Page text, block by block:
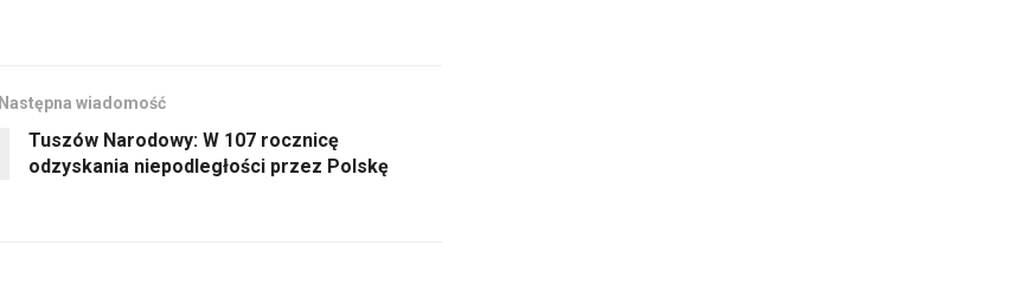
Następna wiadomość
Tuszów Narodowy: W 107 rocznicę
odzyskania niepodległości przez Polskę